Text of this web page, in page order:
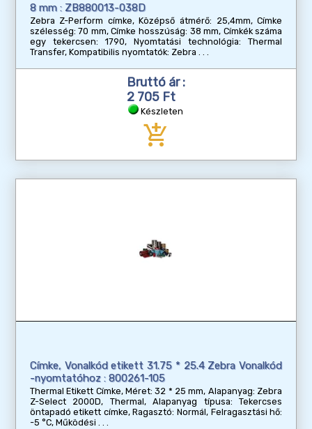
8 mm : ZB880013-038D
Zebra Z-Perform címke, Középső átmérő: 25,4mm, Címke
szélesség: 70 mm, Címke hosszúság: 38 mm, Címkék száma
egy tekercsen: 1790, Nyomtatási technológia: Thermal
Transfer, Kompatibilis nyomtatók: Zebra
Bruttó ár :
2 705 Ft
Készleten
add_shopping_cart
Címke, Vonalkód etikett 31.75 * 25.4 Zebra Vonalkód
-nyomtatóhoz : 800261-105
Thermal Etikett Címke, Méret: 32 * 25 mm, Alapanyag: Zebra
Z-Select 2000D, Thermal, Alapanyag típusa: Tekercses
öntapadó etikett címke, Ragasztó: Normál, Felragasztási hő:
-5 °C, Működési